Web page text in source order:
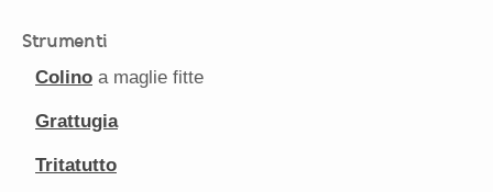
Strumenti
Colino a maglie fitte
Grattugia
Tritatutto